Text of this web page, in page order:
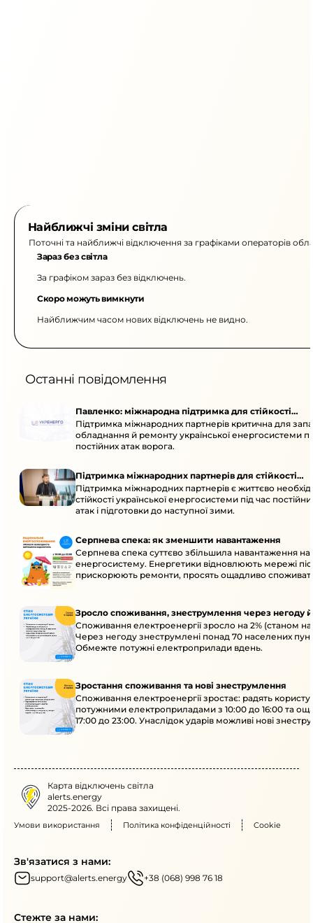
Найближчі зміни світла
Поточні та найближчі відключення за графіками операторів
Зараз без світла
За графіком зараз без відключень.
Скоро можуть вимкнути
Найближчим часом нових відключень не видно.
Останні повідомлення
Павленко: міжнародна підтримка для стійкості
енергосистеми
Підтримка міжнародних партнерів критична для
обладнання й ремонту української енергосистеми
постійних атак ворога.
Підтримка міжнародних партнерів для стійкості
енергосистеми
Підтримка міжнародних партнерів є життєво
стійкості української енергосистеми під час
атак і підготовки до наступної зими.
Серпнева спека: як зменшити навантаження
Серпнева спека суттєво збільшила навантаження на
енергосистему. Енергетики відновлюють мережі
прискорюють ремонти, просять ощадливо
Зросло споживання, знеструмлення через негоду
Споживання електроенергії зросло на 2% (станом на
Через негоду знеструмлені понад 70 населених
Обмежте потужні електроприлади вдень.
Зростання споживання та нові знеструмлення
Споживання електроенергії зростає: радять
потужними електроприладами з 10:00 до 16:00 та
17:00 до 23:00. Унаслідок ударів можливі нові
Карта відключень світла
alerts.energy
2025-2026. Всі права захищені.
Умови використання Політика конфіденційності Cookie
Зв'язатися з нами:
support@alerts.energy +38 (068) 998 76 18
Стежте за нами: